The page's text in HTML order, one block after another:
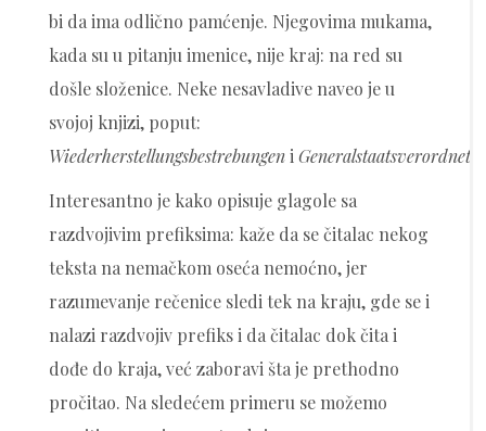
bi da ima odlično pamćenje. Njegovima mukama,
kada su u pitanju imenice, nije kraj: na red su
došle složenice. Neke nesavladive naveo je u
svojoj knjizi, poput:
Wiederherstellungsbestrebungeni
Interesantno je kako opisuje glagole sa
razdvojivim prefiksima: kaže da se čitalac nekog
teksta na nemačkom oseća nemoćno, jer
razumevanje rečenice sledi tek na kraju, gde se i
nalazi razdvojiv prefiks i da čitalac dok čita i
dođe do kraja, već zaboravi šta je prethodno
pročitao. Na sledećem primeru se možemo